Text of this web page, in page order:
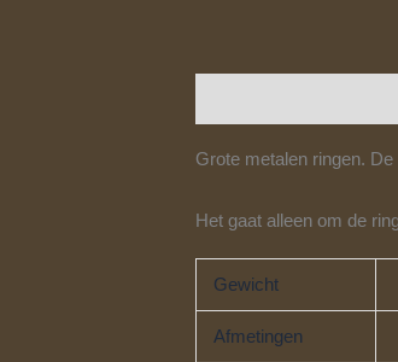
Grote metalen ringen.
Het gaat alleen om de
Gewicht
Afmetingen